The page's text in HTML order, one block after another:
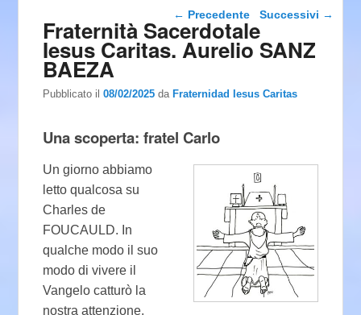
Navigazione articolo
← Precedente Successivi →
Fraternità Sacerdotale
Iesus Caritas. Aurelio SANZ
BAEZA
Pubblicato il08/02/2025 daFraternidad Iesus Caritas
Una scoperta: fratel Carlo
Un giorno abbiamo
letto qualcosa su
Charles de
FOUCAULD. In
qualche modo il suo
modo di vivere il
Vangelo catturò la
nostra attenzione.